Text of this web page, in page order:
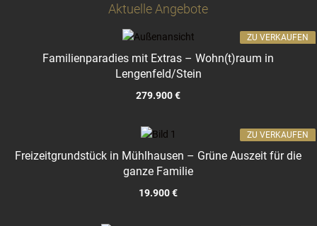
Aktuelle Angebote
Familienparadies mit Extras – Wohn(t)raum in
Lengenfeld/Stein
279.900 €
ZU VERKAUFEN
Freizeitgrundstück in Mühlhausen – Grüne Auszeit für die
ganze Familie
19.900 €
ZU VERKAUFEN